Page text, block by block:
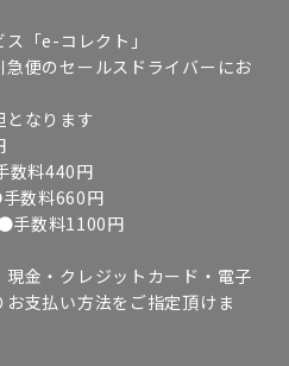
「e-コレクト」
便のセールスドライバーにお
となります
数料440円
数料660円
手数料1100円
金・クレジットカード・電子
支払い方法をご指定頂けま